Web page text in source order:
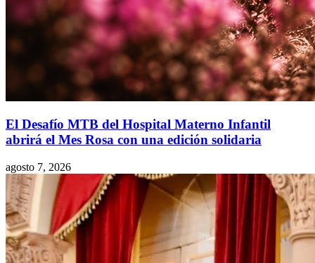
El Desafío MTB del Hospital Materno Infantil
abrirá el Mes Rosa con una edición solidaria
agosto 7, 2026